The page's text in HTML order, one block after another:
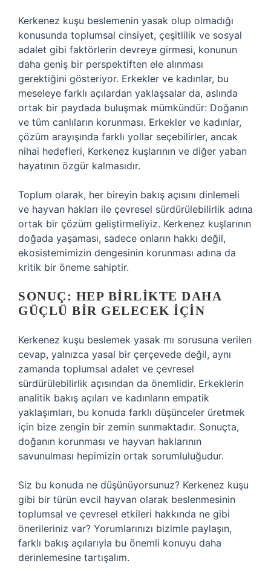
Kerkenez kuşu beslemenin yasak olup olmadığı
konusunda toplumsal cinsiyet, çeşitlilik ve sosyal
adalet gibi faktörlerin devreye girmesi, konunun
daha geniş bir perspektiften ele alınması
gerektiğini gösteriyor. Erkekler ve kadınlar, bu
meseleye farklı açılardan yaklaşsalar da, aslında
ortak bir paydada buluşmak mümkündür: Doğanın
ve tüm canlıların korunması. Erkekler ve kadınlar,
çözüm arayışında farklı yollar seçebilirler, ancak
nihai hedefleri, Kerkenez kuşlarının ve diğer yaban
hayatının özgür kalmasıdır.
Toplum olarak, her bireyin bakış açısını dinlemeli
ve hayvan hakları ile çevresel sürdürülebilirlik adına
ortak bir çözüm geliştirmeliyiz. Kerkenez kuşlarının
doğada yaşaması, sadece onların hakkı değil,
ekosistemimizin dengesinin korunması adına da
kritik bir öneme sahiptir.
SONUÇ: HEP BIRLIKTE DAHA
GÜÇLÜ BIR GELECEK İÇIN
Kerkenez kuşu beslemek yasak mı sorusuna verilen
cevap, yalnızca yasal bir çerçevede değil, aynı
zamanda toplumsal adalet ve çevresel
sürdürülebilirlik açısından da önemlidir. Erkeklerin
analitik bakış açıları ve kadınların empatik
yaklaşımları, bu konuda farklı düşünceler üretmek
için bize zengin bir zemin sunmaktadır. Sonuçta,
doğanın korunması ve hayvan haklarının
savunulması hepimizin ortak sorumluluğudur.
Siz bu konuda ne düşünüyorsunuz? Kerkenez kuşu
gibi bir türün evcil hayvan olarak beslenmesinin
toplumsal ve çevresel etkileri hakkında ne gibi
önerileriniz var? Yorumlarınızı bizimle paylaşın,
farklı bakış açılarıyla bu önemli konuyu daha
derinlemesine tartışalım.